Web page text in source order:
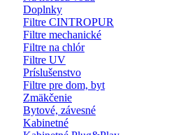
Doplnky
Filtre CINTROPUR
Filtre mechanické
Filtre na chlór
Filtre UV
Príslušenstvo
Filtre pre dom, byt
Zmäkčenie
Bytové, závesné
Kabinetné